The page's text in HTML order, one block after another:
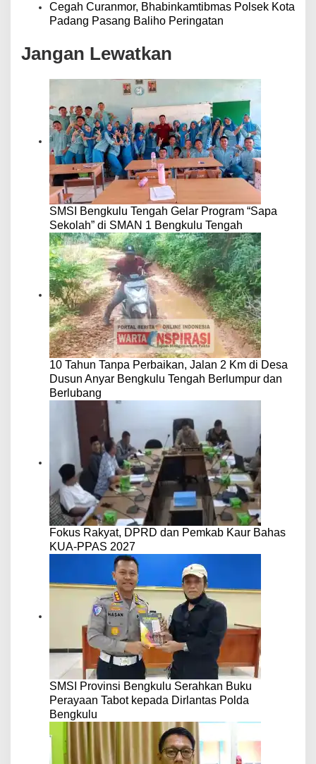
Cegah Curanmor, Bhabinkamtibmas Polsek Kota
Padang Pasang Baliho Peringatan
Jangan Lewatkan
SMSI Bengkulu Tengah Gelar Program “Sapa
Sekolah” di SMAN 1 Bengkulu Tengah
10 Tahun Tanpa Perbaikan, Jalan 2 Km di Desa
Dusun Anyar Bengkulu Tengah Berlumpur dan
Berlubang
Fokus Rakyat, DPRD dan Pemkab Kaur Bahas
KUA-PPAS 2027
SMSI Provinsi Bengkulu Serahkan Buku
Perayaan Tabot kepada Dirlantas Polda
Bengkulu